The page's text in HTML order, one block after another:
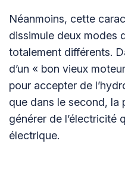
Néanmoins, cette
dissimule deux modes
totalement différents.
d’un « bon vieux
pour accepter de
que dans le second, la
générer de l’électricité
électrique.